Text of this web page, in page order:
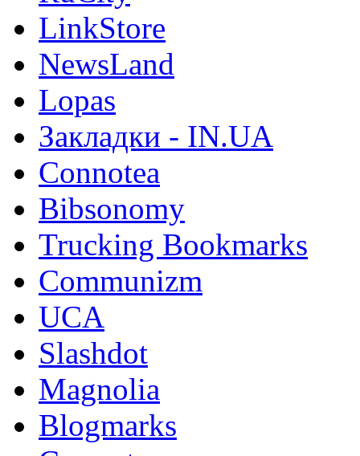
LinkStore
NewsLand
Lopas
Закладки - IN.UA
Connotea
Bibsonomy
Trucking Bookmarks
Communizm
UCA
Slashdot
Magnolia
Blogmarks